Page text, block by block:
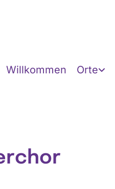
Willkommen Orte